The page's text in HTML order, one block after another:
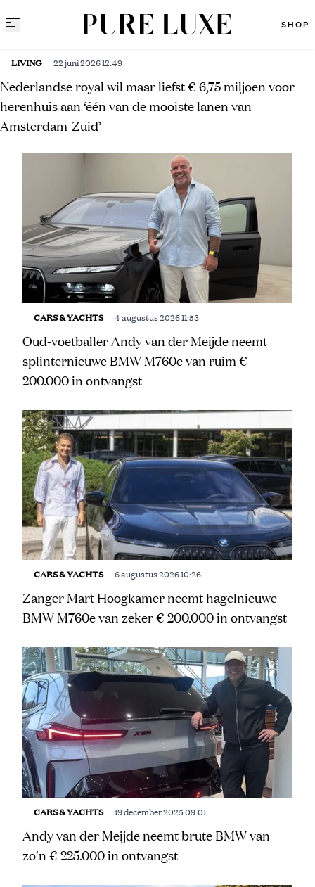
SHOP
LIVING 22 juni 2026 12:49
Nederlandse royal wil maar liefst € 6,75 miljoen voor
herenhuis aan ‘één van de mooiste lanen van
Amsterdam-Zuid’
Meest gelezen
CARS & YACHTS 4 augustus 2026 11:53
Oud-voetballer Andy van der Meijde neemt
splinternieuwe BMW M760e van ruim €
200.000 in ontvangst
CARS & YACHTS 6 augustus 2026 10:26
Zanger Mart Hoogkamer neemt hagelnieuwe
BMW M760e van zeker € 200.000 in ontvangst
CARS & YACHTS 19 december 2025 09:01
Andy van der Meijde neemt brute BMW van
zo'n € 225.000 in ontvangst